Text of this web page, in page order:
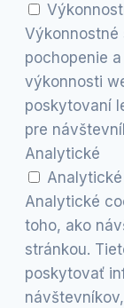
Výkonnostné
pochopenie
výkonnosti
poskytovaní
pre
Analytické
Analytické
Analytické
toho, ako
stránkou.
poskytovať